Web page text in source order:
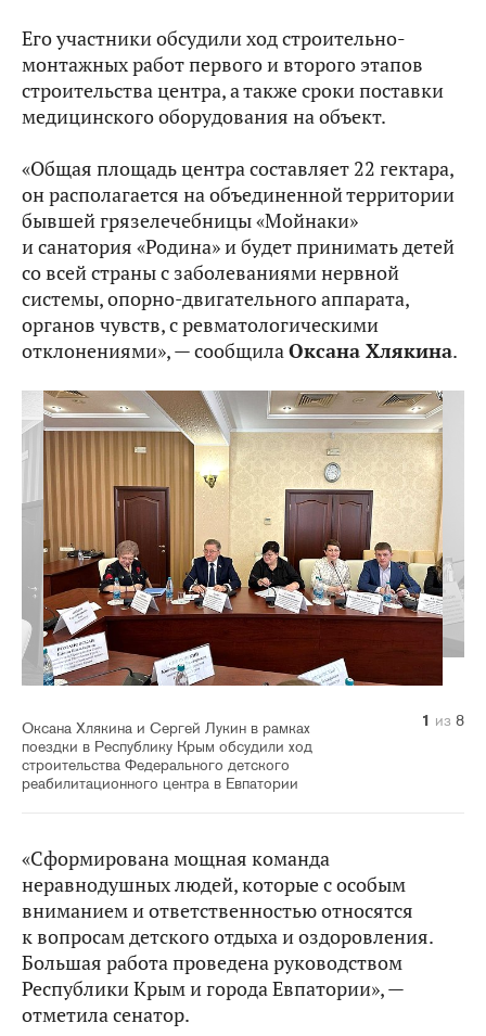
Его участники обсудили ход строительно-
монтажных работ первого и второго этапов
строительства центра, а также сроки поставки
медицинского оборудования на объект.
«Общая площадь центра составляет 22 гектара,
он располагается на объединенной территории
бывшей грязелечебницы «Мойнаки»
и санатория «Родина» и будет принимать детей
со всей страны с заболеваниями нервной
системы, опорно-двигательного аппарата,
органов чувств, с ревматологическими
отклонениями», — сообщилаОксана Хлякина.
Оксана Хлякина и Сергей Лукин в рамках
поездки в Республику Крым обсудили ход
строительства Федерального детского
реабилитационного центра в Евпатории
1 из 8
2 из 8
3 из 8
4 из 8
5 из 8
6 из 8
7 из 8
8 из 8
«Сформирована мощная команда
неравнодушных людей, которые с особым
вниманием и ответственностью относятся
к вопросам детского отдыха и оздоровления.
Большая работа проведена руководством
Республики Крым и города Евпатории», —
отметила сенатор.